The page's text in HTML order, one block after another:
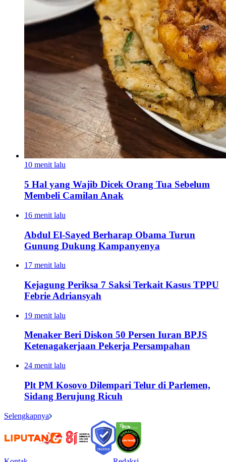
10 menit lalu
5 Hal yang Wajib Dicek Orang Tua Sebelum
Membeli Camilan Anak
16 menit lalu
Abdul El-Sayed Berharap Obama Turun
Gunung Dukung Kampanyenya
17 menit lalu
Kejagung Periksa 7 Saksi Terkait Kasus TPPU
Febrie Adriansyah
19 menit lalu
Menaker Beri Diskon 50 Persen Iuran BPJS
Ketenagakerjaan Pekerja Persampahan
24 menit lalu
Plt PM Kosovo Dilempari Telur di Parlemen,
Sidang Berujung Ricuh
Selengkapnya